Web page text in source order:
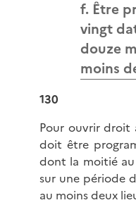
f. Être
vingt
douze
moins
130
Pour ouvrir droit
doit être
dont la moitié
sur une période
au moins deux